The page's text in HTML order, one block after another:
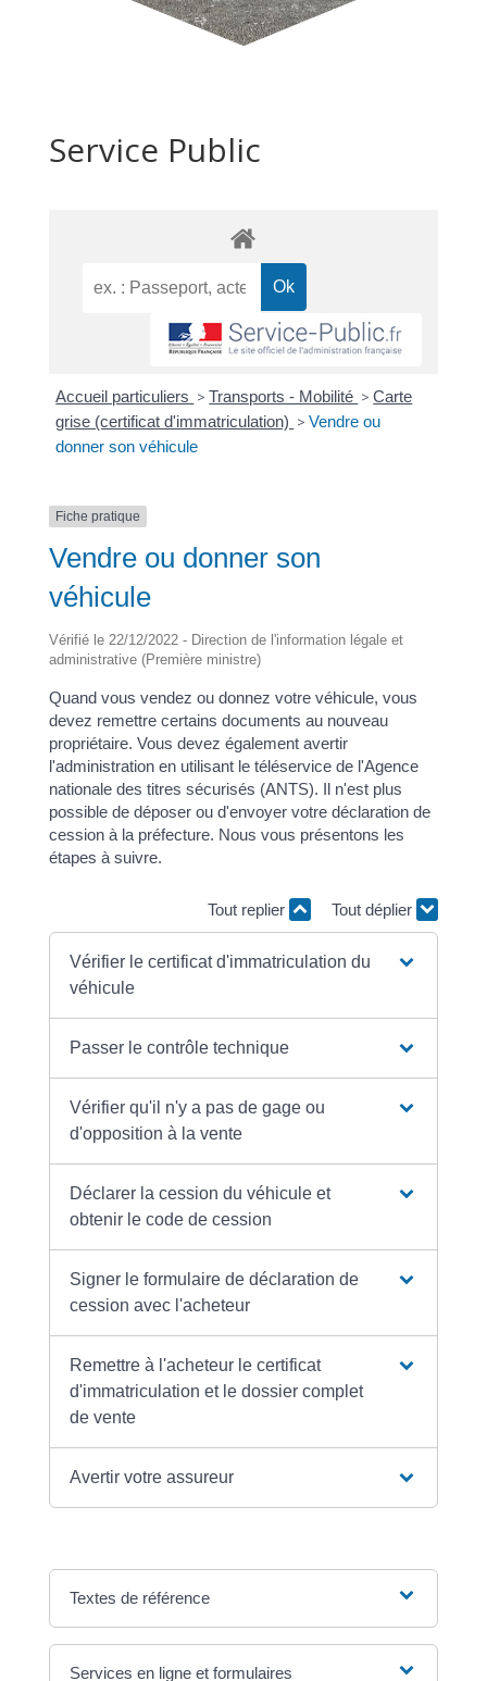
Service Public
Accueil particuliers > Transports - Mobilité > Carte
grise (certificat d'immatriculation) > Vendre ou
donner son véhicule
Fiche pratique
Vendre ou donner son
véhicule
Vérifié le 22/12/2022 - Direction de l'information légale et
administrative (Première ministre)
Quand vous vendez ou donnez votre véhicule, vous
devez remettre certains documents au nouveau
propriétaire. Vous devez également avertir
l'administration en utilisant le téléservice de l'Agence
nationale des titres sécurisés (ANTS). Il n'est plus
possible de déposer ou d'envoyer votre déclaration de
cession à la préfecture. Nous vous présentons les
étapes à suivre.
Tout replier Tout déplier
Vérifier le certificat d'immatriculation du
véhicule
Passer le contrôle technique
Vérifier qu'il n'y a pas de gage ou
d'opposition à la vente
Déclarer la cession du véhicule et
obtenir le code de cession
Signer le formulaire de déclaration de
cession avec l'acheteur
Remettre à l'acheteur le certificat
d'immatriculation et le dossier complet
de vente
Avertir votre assureur
Textes de référence
Services en ligne et formulaires